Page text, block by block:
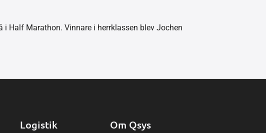
Half Marathon. Vinnare i herrklassen blev Jochen
Logistik Om Qsys